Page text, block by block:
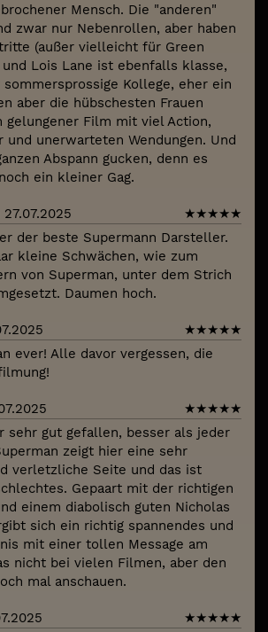
Mensch. Die "anderen"
zwar nur Nebenrollen, aber haben
(außer vielleicht für Green
und Lois Lane ist ebenfalls klasse,
Kollege, eher ein
aber die hübschesten Frauen
gelungener Film mit viel Action,
und unerwarteten Wendungen. Und
Abspann gucken, denn es
ein kleiner Gag.
27.07.2025 ★★★★★
der beste Supermann Darsteller.
kleine Schwächen, wie zum
von Superman, unter dem Strich
Daumen hoch.
★★★★★
ever! Alle davor vergessen, die
★★★★★
sehr gut gefallen, besser als jeder
zeigt hier eine sehr
verletzliche Seite und das ist
Gepaart mit der richtigen
einem diabolisch guten Nicholas
sich ein richtig spannendes und
mit einer tollen Message am
nicht bei vielen Filmen, aber den
mal anschauen.
★★★★★